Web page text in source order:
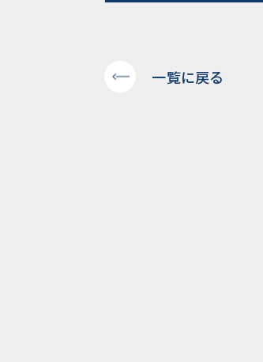
一覧に戻る